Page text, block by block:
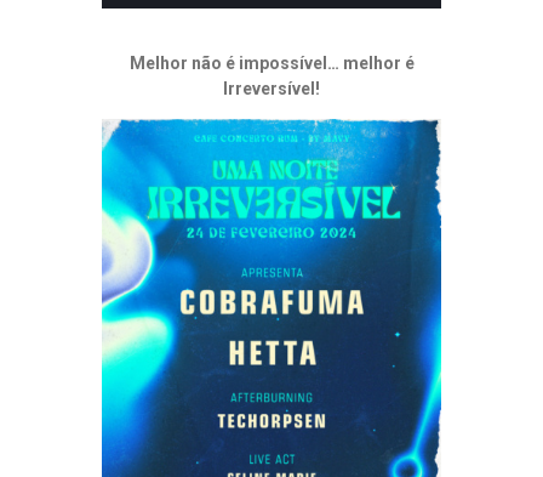
Melhor não é impossível… melhor é
Irreversível!